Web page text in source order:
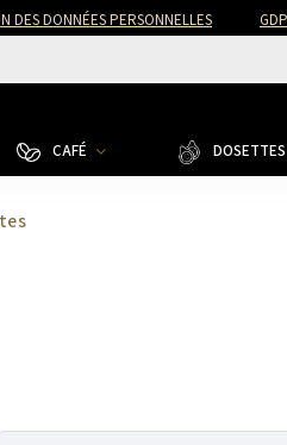
DES DONNÉES PERSONNELLES
CAFÉ